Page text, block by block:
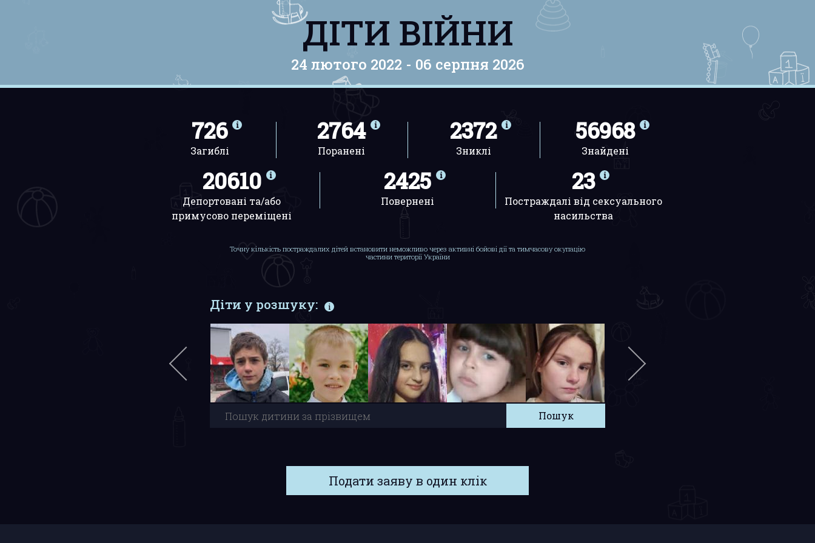
ДІТИ ВІЙНИ
24 лютого 2022 - 06 серпня 2026
726
Загиблі
2764
Поранені
2372
Зниклі
56968
Знайдені
20610
Депортовані та/або
примусово переміщені
2425
Повернені
23
Постраждалі від сексуального
насильства
Точну кількість постраждалих дітей встановити неможливо через активні бойові дії та тимчасову окупацію
частини території України
Діти у розшуку:
Подати заяву в один клік